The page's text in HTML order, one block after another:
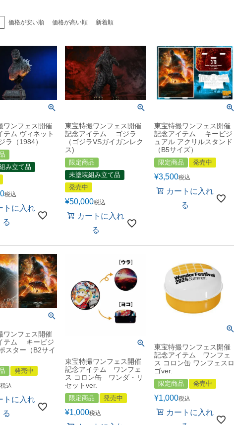
価格が安い順 価格が高い順 新着順
ワンフェス開催
テム ヴィネット
ラ（1984）
み立て品
税込
トに入れ
る
東宝特撮ワンフェス開催
記念アイテム ゴジラ
（ゴジラVSガイガンレク
ス)
限定商品
未塗装組み立て品
発売中
¥50,000税込
カートに入れ
る
東宝特撮ワンフェス開催
記念アイテム キービジ
ュアル アクリルスタンド
（B5サイズ）
限定商品 発売中
¥3,500税込
カートに入れ
る
ワンフェス開催
テム キービジ
スター（B2サイ
発売中
税込
トに入れ
る
東宝特撮ワンフェス開催
記念アイテム ワンフェ
ス コロン缶 ワンダ・リ
セットver.
限定商品 発売中
¥1,000税込
東宝特撮ワンフェス開催
記念アイテム ワンフェ
ス コロン缶 ワンフェスロ
ゴver.
限定商品 発売中
¥1,000税込
カートに入れ